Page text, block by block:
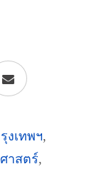
งเทพฯ,
าสตร์,